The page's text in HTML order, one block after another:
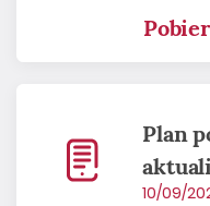
Plan
10/09/